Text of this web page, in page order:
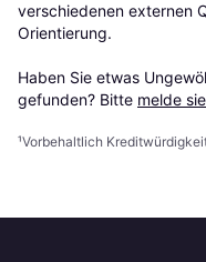
verschiedenen externen
Orientierung.
Haben Sie etwas
gefunden? Bitte melde
¹Vorbehaltlich